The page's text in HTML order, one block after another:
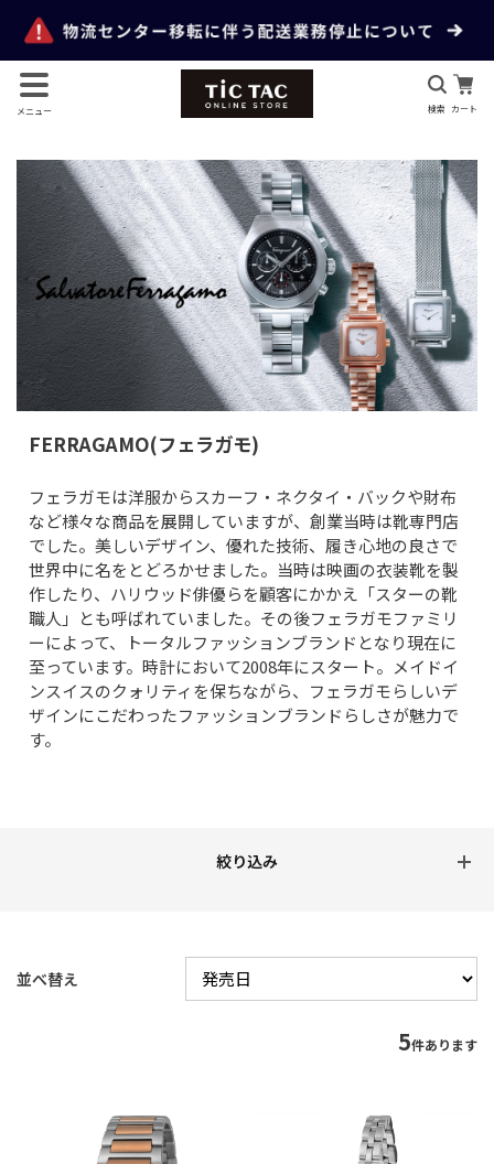
メニュー 検索 カート
FERRAGAMO(フェラガモ)
フェラガモは洋服からスカーフ・ネクタイ・バックや財布
など様々な商品を展開していますが、創業当時は靴専門店
でした。美しいデザイン、優れた技術、履き心地の良さで
世界中に名をとどろかせました。当時は映画の衣装靴を製
作したり、ハリウッド俳優らを顧客にかかえ「スターの靴
職人」とも呼ばれていました。その後フェラガモファミリ
ーによって、トータルファッションブランドとなり現在に
至っています。時計において2008年にスタート。メイドイ
ンスイスのクォリティを保ちながら、フェラガモらしいデ
ザインにこだわったファッションブランドらしさが魅力で
す。
並べ替え
5件あります